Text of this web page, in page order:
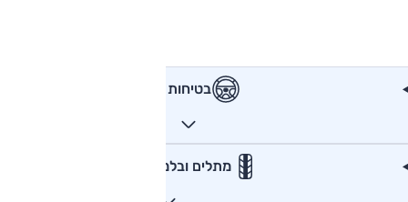
בטיחות
מתלים ובלמים